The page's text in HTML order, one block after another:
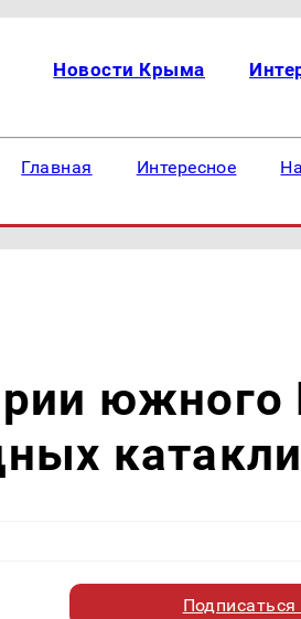
Новости Крыма
Главная Интересное